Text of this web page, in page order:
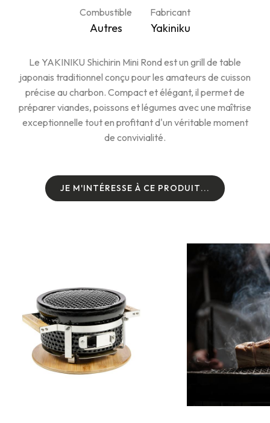
Combustible
Autres
Fabricant
Yakiniku
Le YAKINIKU Shichirin Mini Rond est un grill de table
japonais traditionnel conçu pour les amateurs de cuisson
précise au charbon. Compact et élégant, il permet de
préparer viandes, poissons et légumes avec une maîtrise
exceptionnelle tout en profitant d'un véritable moment
de convivialité.
JE M'INTÉRESSE À CE PRODUIT...
JE M'INTÉRESSE À CE PRODUIT...